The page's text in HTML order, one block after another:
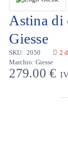
Astina di
Giesse
SKU: 2050
Marchio: Giesse
2
279.00€